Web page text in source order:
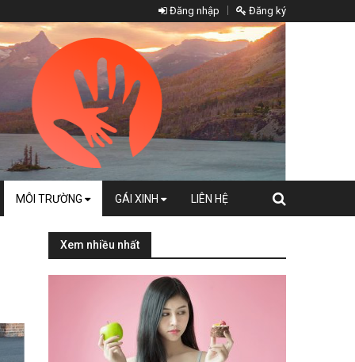
Đăng nhập Đăng ký
MÔI TRƯỜNG GÁI XINH LIÊN HỆ
Xem nhiều nhất